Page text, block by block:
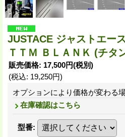
JUSTACE ジャストエー
ＴＴＭ ＢＬＡＮＫ (チタ
販売価格: 17,500円(税別)
(税込: 19,250円)
オプションにより価格が変わる
在庫確認はこちら
型番: